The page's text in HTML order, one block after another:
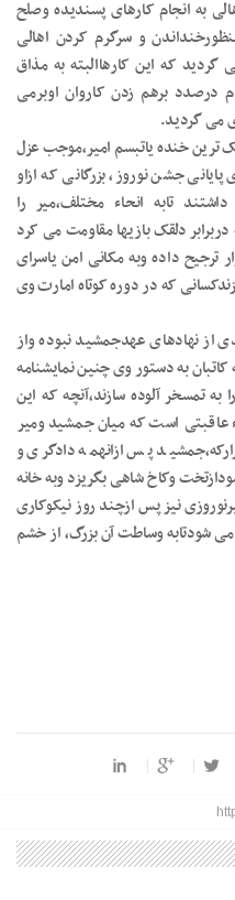
به انجام کارهای پسندیده وصلح
و سرگرم کردن اهالی
که این کارهاالبته به مذاق
برهم زدن کاروان اوبرمی
می گردید.
ترین خنده یاتبسم امیر،موجب عزل
جشن نوروز، بزرگانی که ازاو
تابه انحاء مختلف،میر را
دلقک بازیها مقاومت می کرد
ترجیح داده وبه مکانی امن یاسرای
که در دوره کوتاه امارت وی
از نهادهای عهدجمشید نبوده واز
به دستور وی چنین نمایشنامه
تمسخر آلوده سازند،آنچه که این
عاقبتی است که میان جمشید ومیر
پس ازانهمه دادگری و
وکاخ شاهی بگریزد وبه خانه
نیز پس ازچند روز نیکوکاری
می شودتابه وساطت آن بزرگ، از خشم